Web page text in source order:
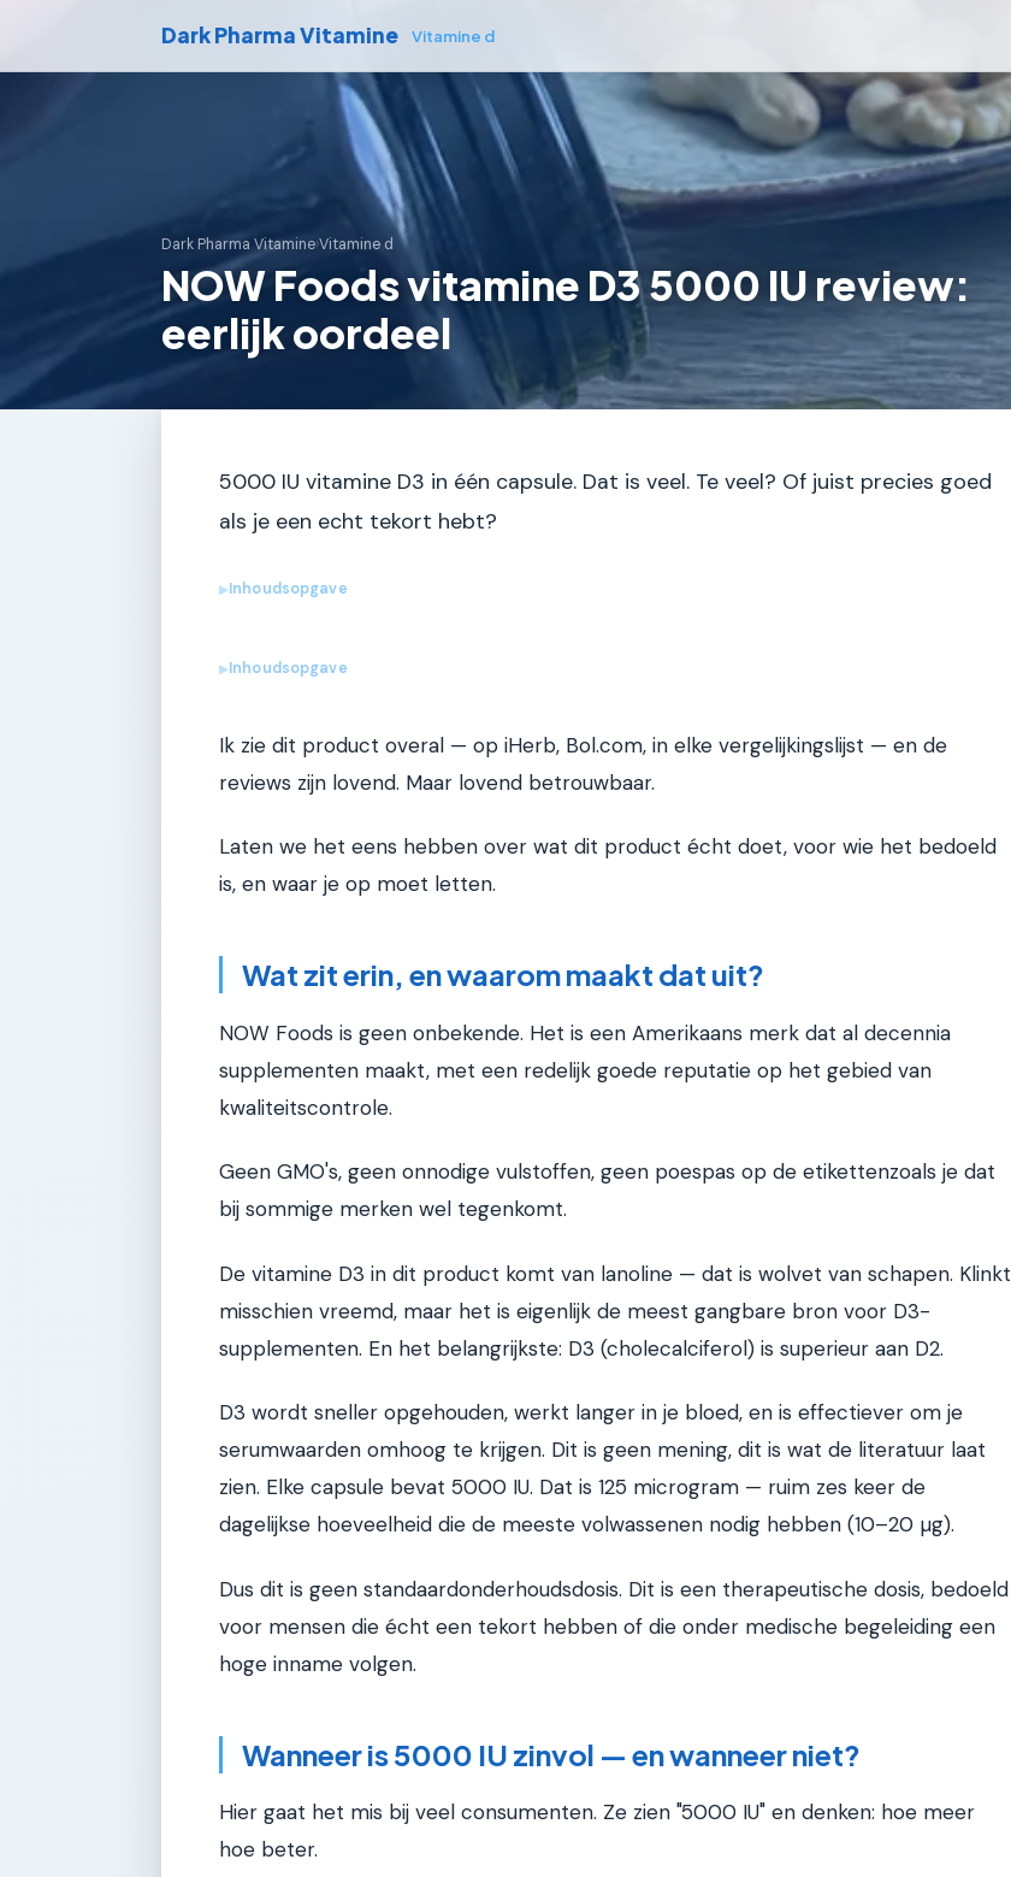
Dark Pharma Vitamine Vitamine d
Dark Pharma Vitamine›Vitamine d
NOW Foods vitamine D3 5000 IU review:
eerlijk oordeel
5000 IU vitamine D3 in één capsule. Dat is veel. Te veel? Of juist precies goed
als je een echt tekort hebt?
▶Inhoudsopgave
▶Inhoudsopgave
Ik zie dit product overal — op iHerb, Bol.com, in elke vergelijkingslijst — en de
reviews zijn lovend. Maar lovend betrouwbaar.
Laten we het eens hebben over wat dit product écht doet, voor wie het bedoeld
is, en waar je op moet letten.
Wat zit erin, en waarom maakt dat uit?
NOW Foods is geen onbekende. Het is een Amerikaans merk dat al decennia
supplementen maakt, met een redelijk goede reputatie op het gebied van
kwaliteitscontrole.
Geen GMO's, geen onnodige vulstoffen, geen poespas op de etikettenzoals je dat
bij sommige merken wel tegenkomt.
De vitamine D3 in dit product komt van lanoline — dat is wolvet van schapen. Klinkt
misschien vreemd, maar het is eigenlijk de meest gangbare bron voor D3-
supplementen. En het belangrijkste: D3 (cholecalciferol) is superieur aan D2.
D3 wordt sneller opgehouden, werkt langer in je bloed, en is effectiever om je
serumwaarden omhoog te krijgen. Dit is geen mening, dit is wat de literatuur laat
zien. Elke capsule bevat 5000 IU. Dat is 125 microgram — ruim zes keer de
dagelijkse hoeveelheid die de meeste volwassenen nodig hebben (10–20 µg).
Dus dit is geen standaardonderhoudsdosis. Dit is een therapeutische dosis, bedoeld
voor mensen die écht een tekort hebben of die onder medische begeleiding een
hoge inname volgen.
Wanneer is 5000 IU zinvol — en wanneer niet?
Hier gaat het mis bij veel consumenten. Ze zien "5000 IU" en denken: hoe meer
hoe beter.